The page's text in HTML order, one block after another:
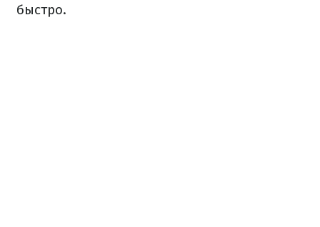
быстро.